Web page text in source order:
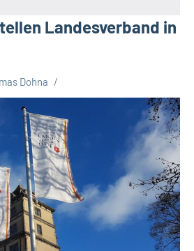
Landesverband in
Dohna